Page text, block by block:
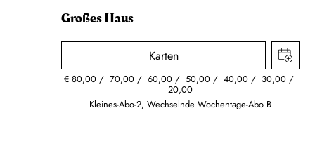
Großes Haus
Karten
€80,00 70,00 60,00 50,00 40,00 30,00
20,00
Kleines-Abo-2, Wechselnde Wochentage-Abo B